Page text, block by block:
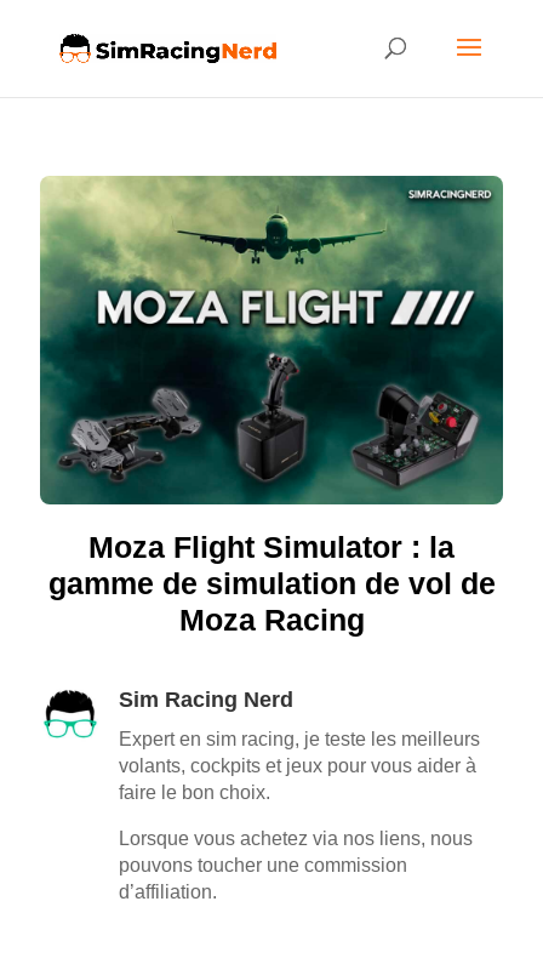
Moza Flight Simulator : la
gamme de simulation de vol de
Moza Racing
Sim Racing Nerd
Expert en sim racing, je teste les meilleurs
volants, cockpits et jeux pour vous aider à
faire le bon choix.
Lorsque vous achetez via nos liens, nous
pouvons toucher une commission
d’affiliation.